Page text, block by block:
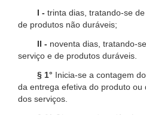
I - trinta dias, tratando-se
de produtos não duráveis;
II - noventa dias, tratando-
serviço e de produtos duráveis.
§ 1° Inicia-se a contagem
da entrega efetiva do produto ou
dos serviços.